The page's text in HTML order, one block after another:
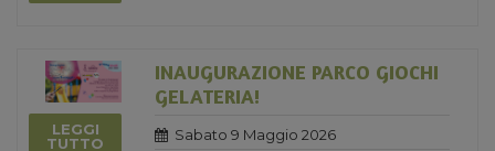
LEGGI
TUTTO
INAUGURAZIONE PARCO GIOCHI
GELATERIA!
Sabato 9 Maggio 2026